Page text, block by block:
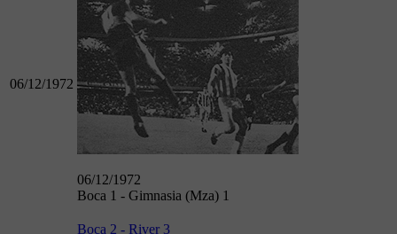
06/12/1972
06/12/1972
Boca 1 - Gimnasia (Mza) 1
Boca 2 - River 3